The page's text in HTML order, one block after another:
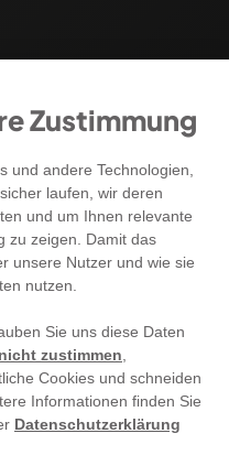
Zustimmung
und andere Technologien,
laufen, wir deren
und um Ihnen relevante
zu zeigen. Damit das
unsere Nutzer und wie sie
nutzen.
Sie uns diese Daten
nicht zustimmen
Cookies und schneiden
Informationen finden Sie
Datenschutzerklärung